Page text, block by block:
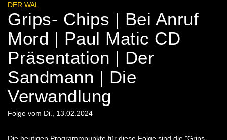
DER WAL
Grips- Chips | Bei Anruf
Mord | Paul Matic CD
Präsentation | Der
Sandmann | Die
Verwandlung
Folge vom Di., 13.02.2024